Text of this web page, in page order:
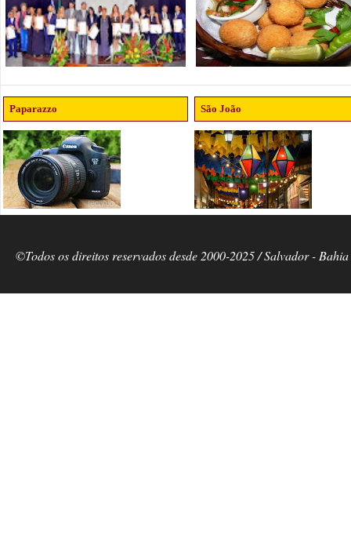
Paparazzo São João
©Todos os direitos reservados desde 2000-2025 / Salvador -